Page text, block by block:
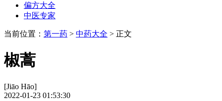
偏方大全
中医专家
当前位置： 第一药 > 中药大全 > 正文
椒蒿
[Jiāo Hāo]
2022-01-23 01:53:30